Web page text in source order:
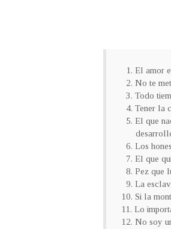
1. El amor
2. No te
3. Todo
4. Tener la
5. El que
6. Los
7. El que
8. Pez que
9. La
10. Si la
11. Lo
12. No soy